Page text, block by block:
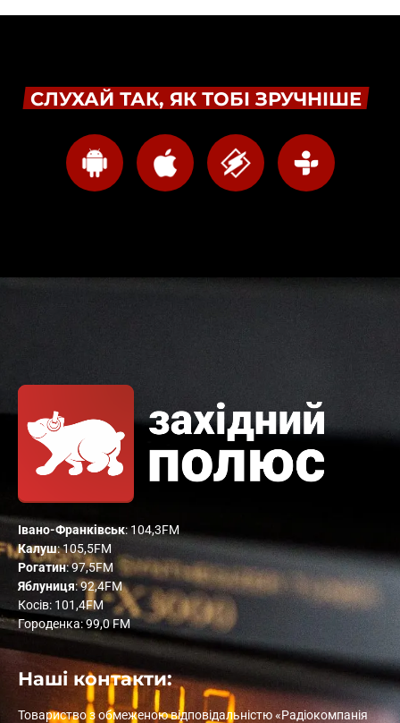
СЛУХАЙ ТАК, ЯК ТОБІ ЗРУЧНІШЕ
Івано-Франківськ: 104,3FM
Калуш: 105,5FM
Рогатин: 97,5FM
Яблуниця: 92,4FM
Косів: 101,4FM
Городенка: 99,0 FM
Наші контакти:
Товариство з обмеженою відповідальністю «Радіокомпанія